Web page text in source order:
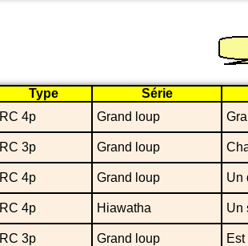
Type
Série
RC 4p Grand loup
RC 3p Grand loup
RC 4p Grand loup Un
RC 4p Hiawatha Un
RC 3p Grand loup